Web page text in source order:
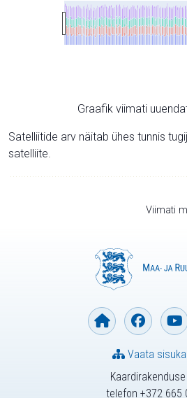
Graafik viimati
Satelliitide arv näitab ühes tunnis
satelliite.
Viimati
telefon +372 665
Vaata